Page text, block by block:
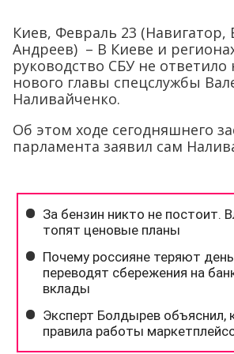
Киев, Февраль 23 (Навигатор,
Андреев) – В Киеве и
руководство СБУ не ответило
нового главы спецслужбы
Наливайченко.
Об этом ходе сегодняшнего
парламента заявил сам